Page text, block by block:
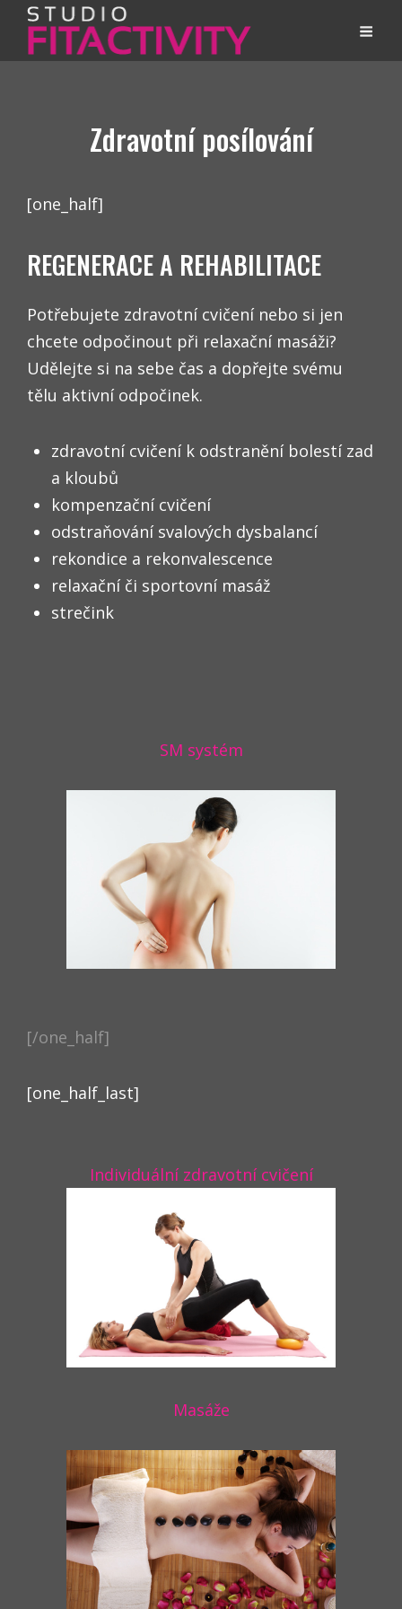
Zdravotní posílování
[one_half]
REGENERACE A REHABILITACE
Potřebujete zdravotní cvičení nebo si jen
chcete odpočinout při relaxační masáži?
Udělejte si na sebe čas a dopřejte svému
tělu aktivní odpočinek.
zdravotní cvičení k odstranění bolestí zad
a kloubů
kompenzační cvičení
odstraňování svalových dysbalancí
rekondice a rekonvalescence
relaxační či sportovní masáž
strečink
SM systém
[/one_half]
[one_half_last]
Individuální zdravotní cvičení
Masáže